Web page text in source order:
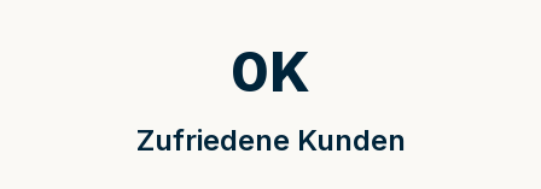
Zufriedene Kunden
0K